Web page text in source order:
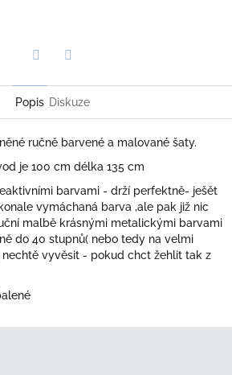
Popis Diskuze
ručně barvené a malované šaty.
je 100 cm délka 135 cm
barvami - drží perfektně- ješět
vymáchaná barva ,ale pak již nic
malbě krásnými metalickými barvami
do 40 stupnů( nebo tedy na velmi
nechtě vyvěsit - pokud chct žehlit tak z